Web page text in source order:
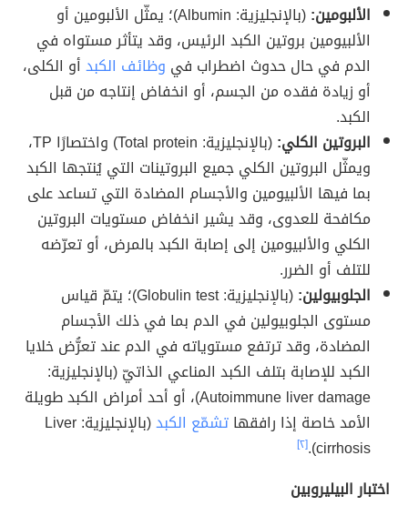
الألبومين:
(بالإنجليزية: Albumin)؛ يمثّل الألبومين أو
الألبيومين بروتين الكبد الرئيس، وقد يتأثر مستواه في
الدم في حال حدوث اضطراب في وظائف الكبدأو الكلى،
أو زيادة فقده من الجسم، أو انخفاض إنتاجه من قبل
الكبد.
البروتين الكلي:
(بالإنجليزية: Total protein) واختصارًا TP،
ويمثّل البروتين الكلي جميع البروتينات التي يُنتجها الكبد
بما فيها الألبيومين والأجسام المضادة التي تساعد على
مكافحة للعدوى، وقد يشير انخفاض مستويات البروتين
الكلي والألبيومين إلى إصابة الكبد بالمرض، أو تعرّضه
للتلف أو الضرر.
الجلوبيولين:
(بالإنجليزية: Globulin test)؛ يتمّ قياس
مستوى الجلوبيولين في الدم بما في ذلك الأجسام
المضادة، وقد ترتفع مستوياته في الدم عند تعرُّض خلايا
الكبد للإصابة بتلف الكبد المناعي الذاتيّ (بالإنجليزية:
Autoimmune liver damage)، أو أحد أمراض الكبد طويلة
الأمد خاصة إذا رافقهاتشمّع الكبد
(بالإنجليزية: Liver
cirrhosis). [٢]
اختبار البيليروبين